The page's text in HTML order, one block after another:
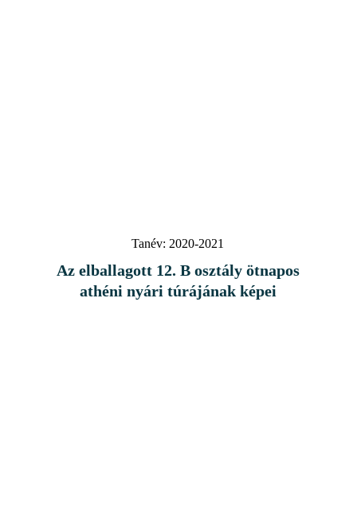
Tanév: 2020-2021
Az elballagott 12. B osztály ötnapos
athéni nyári túrájának képei